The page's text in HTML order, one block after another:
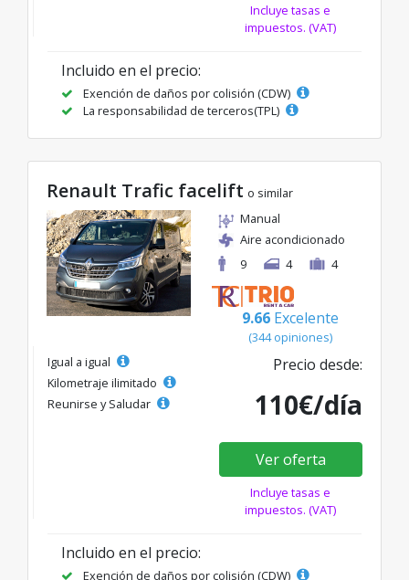
Incluye tasas e
impuestos. (VAT)
Incluido en el precio:
Exención de daños por colisión (CDW)
La responsabilidad de terceros(TPL)
Renault Trafic facelift o similar
Manual
Aire acondicionado
9
4 4
9.66 Excelente
(344 opiniones)
Igual a igual
Kilometraje ilimitado
Reunirse y Saludar
Precio desde:
110€/día
Ver oferta
Incluye tasas e
impuestos. (VAT)
Incluido en el precio:
Exención de daños por colisión (CDW)